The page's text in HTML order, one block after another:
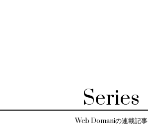
Series
Web Domaniの連載記事